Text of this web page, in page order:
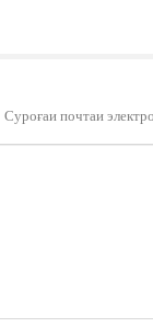
Суроғаи почтаи